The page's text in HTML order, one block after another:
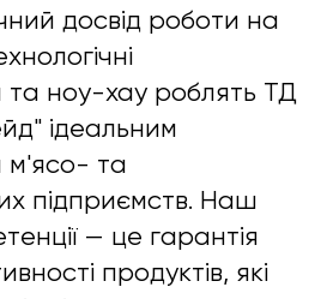
досвід роботи на
ноу-хау роблять ТД
ідеальним
м'ясо- та
підприємств. Наш
— це гарантія
продуктів, які